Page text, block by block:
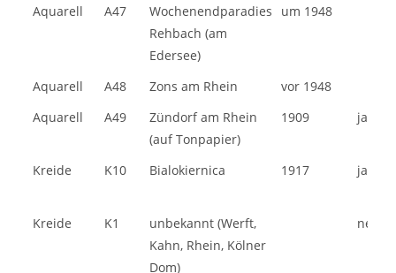
Aquarell A47
Wochenendparadies
Rehbach (am
Edersee)
um 1948
Aquarell A48 Zons am Rhein
vor 1948
Aquarell
A49
Zündorf am Rhein
(auf Tonpapier)
1909 ja
Kreide K10 Bialokiernica 1917 ja
Kreide K1
unbekannt (Werft,
Kahn, Rhein, Kölner
Dom)
nein